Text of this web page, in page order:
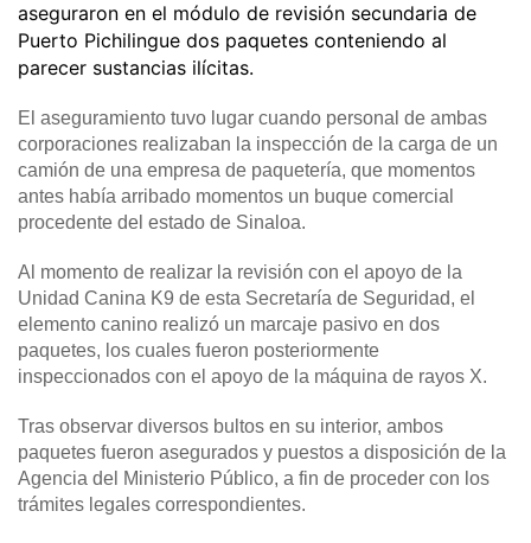
aseguraron en el módulo de revisión secundaria de
Puerto Pichilingue dos paquetes conteniendo al
parecer sustancias ilícitas.
El aseguramiento tuvo lugar cuando personal de ambas
corporaciones realizaban la inspección de la carga de un
camión de una empresa de paquetería, que momentos
antes había arribado momentos un buque comercial
procedente del estado de Sinaloa.
Al momento de realizar la revisión con el apoyo de la
Unidad Canina K9 de esta Secretaría de Seguridad, el
elemento canino realizó un marcaje pasivo en dos
paquetes, los cuales fueron posteriormente
inspeccionados con el apoyo de la máquina de rayos X.
Tras observar diversos bultos en su interior, ambos
paquetes fueron asegurados y puestos a disposición de la
Agencia del Ministerio Público, a fin de proceder con los
trámites legales correspondientes.